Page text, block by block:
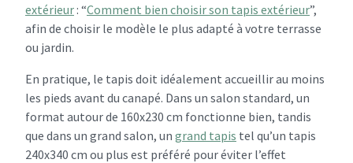
extérieur : “Comment bien choisir son tapis extérieur”,
afin de choisir le modèle le plus adapté à votre terrasse
ou jardin.
En pratique, le tapis doit idéalement accueillir au moins
les pieds avant du canapé. Dans un salon standard, un
format autour de 160x230 cm fonctionne bien, tandis
que dans un grand salon, un grand tapis tel qu’un tapis
240x340 cm ou plus est préféré pour éviter l’effet